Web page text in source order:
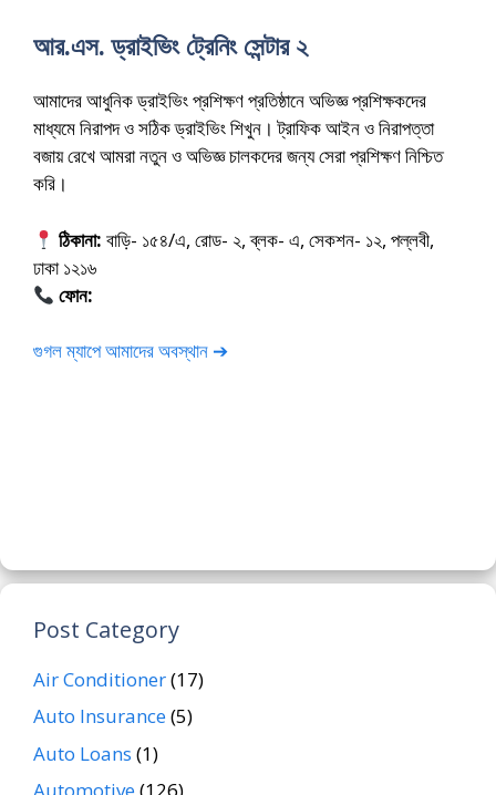
আর.এস. ড্রাইভিং ট্রেনিং সেন্টার ২
আমাদের আধুনিক ড্রাইভিং প্রশিক্ষণ প্রতিষ্ঠানে অভিজ্ঞ প্রশিক্ষকদের
মাধ্যমে নিরাপদ ও সঠিক ড্রাইভিং শিখুন। ট্রাফিক আইন ও নিরাপত্তা
বজায় রেখে আমরা নতুন ও অভিজ্ঞ চালকদের জন্য সেরা প্রশিক্ষণ নিশ্চিত
করি।
ঠিকানা: বাড়ি- ১৫৪/এ, রোড- ২, ব্লক- এ, সেকশন- ১২, পল্লবী,
ঢাকা ১২১৬
ফোন:
গুগল ম্যাপে আমাদের অবস্থান ➔
Post Category
Air Conditioner(17)
Auto Insurance(5)
Auto Loans (1)